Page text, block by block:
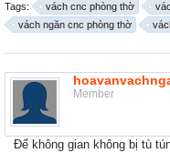
Tags: vách cnc phòng thờ
vách ngăn cnc phòng thờ
Member
Để không gian không bị tù